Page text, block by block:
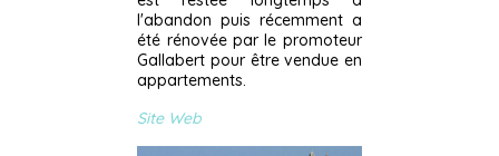
l'abandon puis récemment a
été rénovée par le promoteur
Gallabert pour être vendue en
appartements.
Site Web